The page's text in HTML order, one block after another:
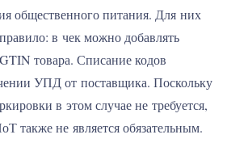
общественного питания. Для них
в чек можно добавлять
товара. Списание кодов
УПД от поставщика. Поскольку
в этом случае не требуется,
также не является обязательным.